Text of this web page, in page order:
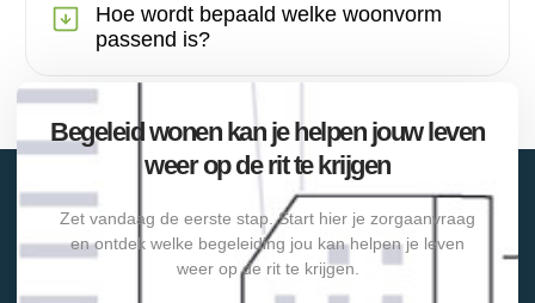
Hoe wordt bepaald welke woonvorm
passend is?
Begeleid wonen kan je helpen jouw leven
weer op de rit te krijgen
Zet vandaag de eerste stap. Start hier je zorgaanvraag
en ontdek welke begeleiding jou kan helpen je leven
weer op de rit te krijgen.